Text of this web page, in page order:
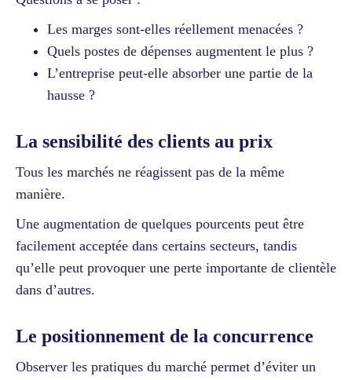
Les marges sont-elles réellement menacées ?
Quels postes de dépenses augmentent le plus ?
L’entreprise peut-elle absorber une partie de la
hausse ?
La sensibilité des clients au prix
Tous les marchés ne réagissent pas de la même
manière.
Une augmentation de quelques pourcents peut être
facilement acceptée dans certains secteurs, tandis
qu’elle peut provoquer une perte importante de clientèle
dans d’autres.
Le positionnement de la concurrence
Observer les pratiques du marché permet d’éviter un